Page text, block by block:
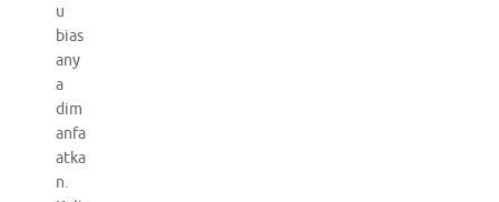
u
bias
any
a
dim
anfa
atka
n.